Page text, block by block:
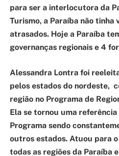
para ser a interlocutora da
Turismo, a Paraíba não tinha
atrasados. Hoje a Paraíba
governanças regionais e 4
Alessandra Lontra foi
pelos estados do nordeste,
região no Programa de
Ela se tornou uma
Programa sendo
outros estados. Atuou para
todas as regiões da Paraíba